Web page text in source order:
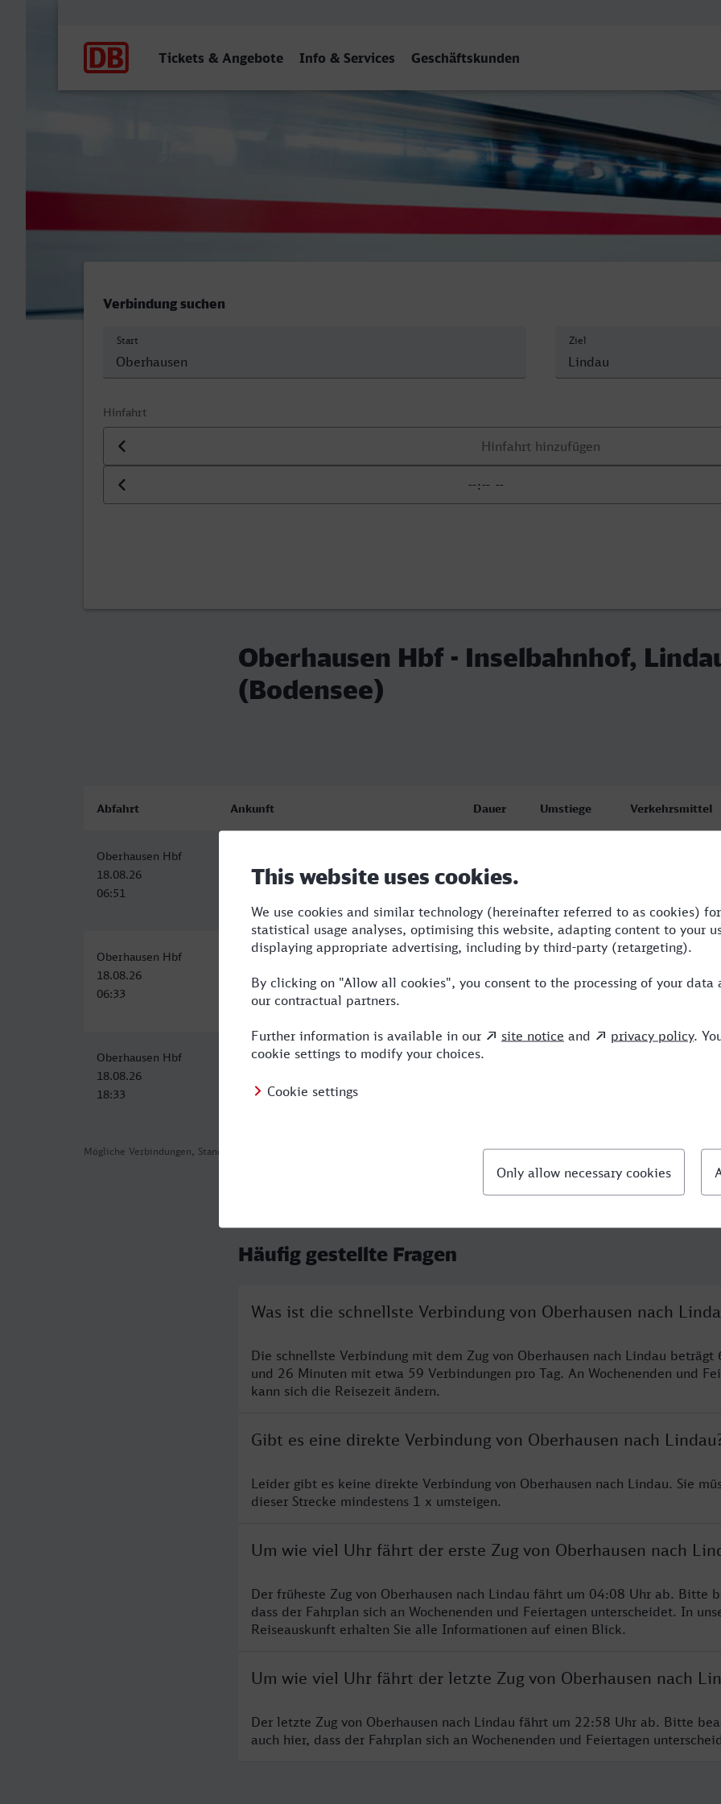
Tickets & Angebote Info & Services Geschäftskunden
Oberhausen Hbf - Inselbahnhof, Lindau (Bodensee)
Verbindung suchen
Start Ziel
Hinfahrt
Datum der Hinfahrt
Uhrzeit der Hinfahrt
Oberhausen Hbf - Inselbahnhof,
(Bodensee)
Mögliche Verbindungen, Stand: 2026-08-04 02:10
Abfahrt Ankunft Dauer Umstiege Verkehrsmittel
Oberhausen Hbf
18.08.26
06:51
18.08.26
Oberhausen Hbf
18.08.26
06:33
Lindau-Insel
18.08.26
6:54 4
Oberhausen Hbf
18.08.26
18:33
Lindau-Insel
06:08
11:35
Häufig gestellte Fragen
Was ist die schnellste Verbindung von Oberhausen nach
Die schnellste Verbindung mit dem Zug von Oberhausen nach Lindau beträgt
und 26 Minuten mit etwa 59 Verbindungen pro Tag. An Wochenenden und
kann sich die Reisezeit ändern.
Gibt es eine direkte Verbindung von Oberhausen nach
Leider gibt es keine direkte Verbindung von Oberhausen nach Lindau. Sie
dieser Strecke mindestens 1 x umsteigen.
Um wie viel Uhr fährt der erste Zug von Oberhausen nach
Der früheste Zug von Oberhausen nach Lindau fährt um 04:08 Uhr ab. Bitte
dass der Fahrplan sich an Wochenenden und Feiertagen unterscheidet. In
Reiseauskunft erhalten Sie alle Informationen auf einen Blick.
Um wie viel Uhr fährt der letzte Zug von Oberhausen nach
Der letzte Zug von Oberhausen nach Lindau fährt um 22:58 Uhr ab. Bitte
auch hier, dass der Fahrplan sich an Wochenenden und Feiertagen